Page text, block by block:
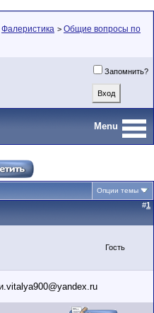
Фалеристика > Общие вопросы по
Запомнить?
Menu
Опции темы
#1
Гость